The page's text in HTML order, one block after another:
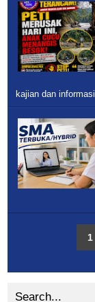
kajian dan
1